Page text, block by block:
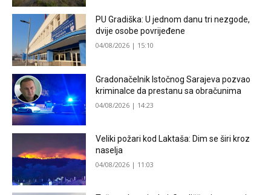
PU Gradiška: U jednom danu tri nezgode,
dvije osobe povrijeđene
04/08/2026 | 15:10
Gradonačelnik Istočnog Sarajeva pozvao
kriminalce da prestanu sa obračunima
04/08/2026 | 14:23
Veliki požari kod Laktaša: Dim se širi kroz
naselja
04/08/2026 | 11:03